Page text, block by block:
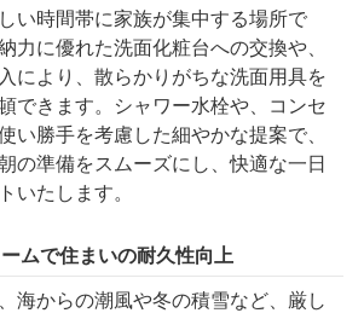
い時間帯に家族が集中する場所で
力に優れた洗面化粧台への交換や、
により、散らかりがちな洗面用具を
できます。シャワー水栓や、コンセ
い勝手を考慮した細やかな提案で、
の準備をスムーズにし、快適な一日
いたします。
ムで住まいの耐久性向上
海からの潮風や冬の積雪など、厳し